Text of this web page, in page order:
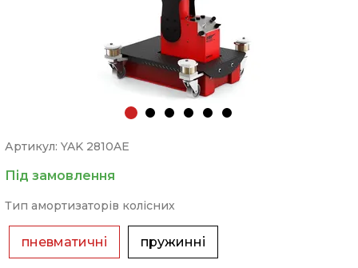
Артикул: YAK 2810AE
Під замовлення
Тип амортизаторів колісних
пневматичні пружинні